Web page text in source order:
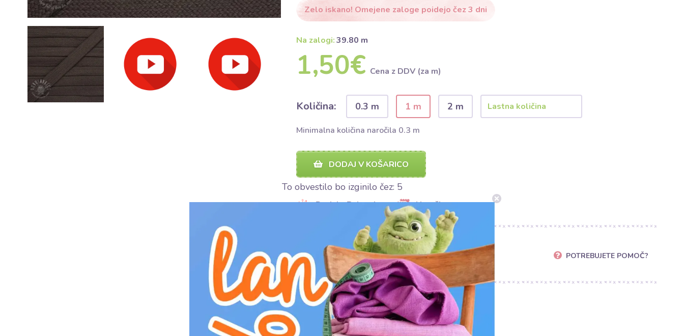
Zelo iskano! Omejene zaloge poidejo čez 3 dni
Na zalogi:39.80 m
1,50€ Cena z DDV (za m)
Količina: 0.3 m 1 m 2 m
Minimalna količina naročila 0.3 m
DODAJ V KOŠARICO
Dodaj v Bubumix Naroči vzorec
DELI DELI POTREBUJETE POMOČ?
Kategorija: Galanterija
Proizvajalec: Bubulákovo s.r.o www.bubufabrics.si
To obvestilo bo izginilo čez: 4